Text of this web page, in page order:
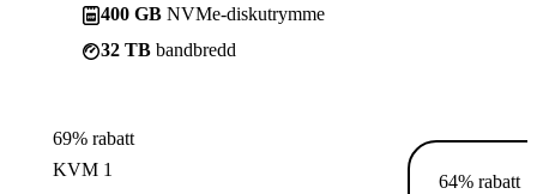
400 GB NVMe-diskutrymme
32 TB bandbredd
69% rabatt
KVM 1
64% rabatt